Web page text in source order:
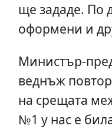
ще зададе. По
оформени и
Министър-
веднъж
на срещата
№1 у нас е